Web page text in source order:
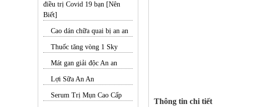
điều trị Covid 19 bạn [Nên
Biết]
Cao dán chữa quai bị an an
Thuốc tăng vòng 1 Sky
Mát gan giải độc An an
Lợi Sữa An An
Serum Trị Mụn Cao Cấp
Thông tin chi tiết